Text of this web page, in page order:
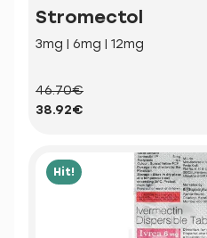
Stromectol
3mg | 6mg | 12mg
46.70€
38.92€
Hit!